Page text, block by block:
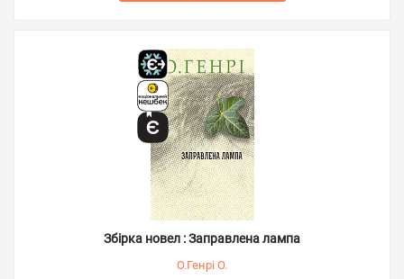
Збірка новел : Заправлена лампа
О.Генрі О.